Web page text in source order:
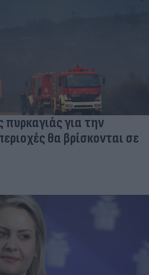
για την
θα βρίσκονται σε